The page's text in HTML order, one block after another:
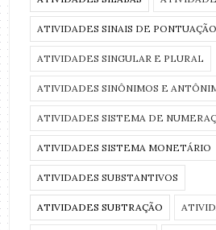
ATIVIDADES SINAIS DE PONTUAÇÃO
ATIVIDADES SINGULAR E PLURAL
ATIVIDADES SINÔNIMOS E
ATIVIDADES SISTEMA DE
ATIVIDADES SISTEMA MONETÁRIO
ATIVIDADES SUBSTANTIVOS
ATIVIDADES SUBTRAÇÃO